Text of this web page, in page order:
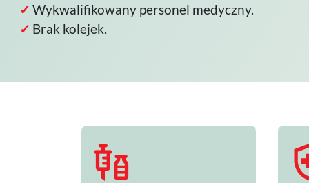
Wykwalifikowany personel medyczny.
Brak kolejek.
vaccines